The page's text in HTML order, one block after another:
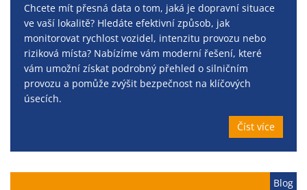
Chcete mít přesná data o tom, jaká je dopravní situace
ve vaší lokalitě? Hledáte efektivní způsob, jak
monitorovat rychlost vozidel, intenzitu provozu nebo
riziková místa? Nabízíme vám moderní řešení, které
vám umožní získat podrobný přehled o silničním
provozu a pomůže zvýšit bezpečnost na klíčových
úsecích.
Číst více
Blog